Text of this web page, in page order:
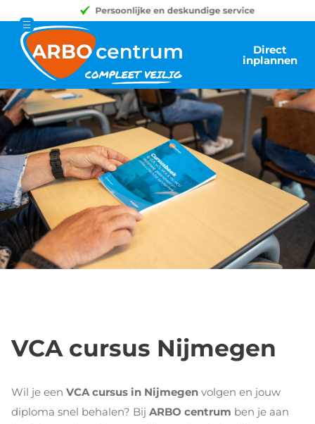
Direct
inplannen
VCA cursus Nijmegen
Wil je een VCA cursus in Nijmegen volgen en jouw
diploma snel behalen? Bij ARBO centrum ben je aan